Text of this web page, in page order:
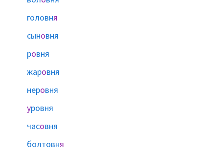
головня
сыновня
ровня
жаровня
неровня
уровня
часовня
болтовня